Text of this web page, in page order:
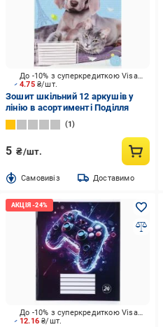
4.75 ₴/шт.
До -10% з суперкредиткою Visa Вигода
Зошит шкільний 12 аркушів у
лінію в асортименті Поділля
1
5 ₴/шт.
Cамовивіз Доставимо
12.16₴/шт.
До -10% з суперкредиткою Visa Вигода